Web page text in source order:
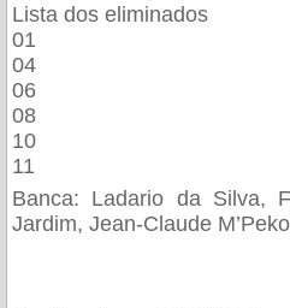
Lista dos eliminados
01
04
06
08
10
11
Banca: Ladario da Silva,
Jardim, Jean-Claude M’Peko